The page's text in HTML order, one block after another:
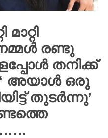
രണ്ടു
തനിക്ക്
‘ അയാൾ ഒരു
തുടർന്നു’